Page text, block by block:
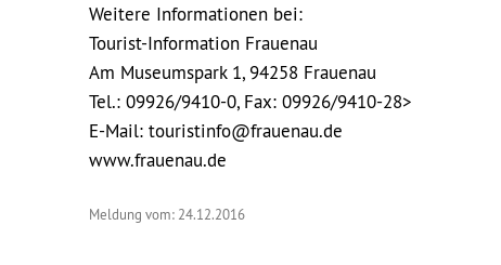
Weitere Informationen bei:
Tourist-Information Frauenau
Am Museumspark 1, 94258 Frauenau
Tel.: 09926/9410-0, Fax: 09926/9410-28>
E-Mail: touristinfo@frauenau.de
www.frauenau.de
Meldung vom: 24.12.2016